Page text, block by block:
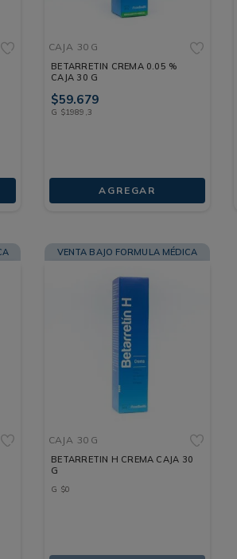
CAJA 30 G
BETARRETIN CREMA 0.05 %
CAJA 30 G
$59.679
G $1989 ,3
AGREGAR
VENTA BAJO FORMULA MÉDICA
CAJA 30 G
BETARRETIN H CREMA CAJA 30
G
G $0